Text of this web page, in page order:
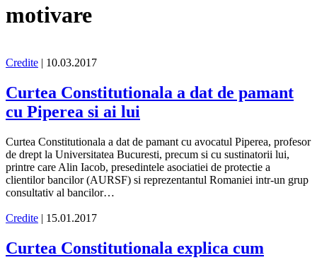
motivare
Credite | 10.03.2017
Curtea Constitutionala a dat de pamant
cu Piperea si ai lui
Curtea Constitutionala a dat de pamant cu avocatul Piperea, profesor
de drept la Universitatea Bucuresti, precum si cu sustinatorii lui,
printre care Alin Iacob, presedintele asociatiei de protectie a
clientilor bancilor (AURSF) si reprezentantul Romaniei intr-un grup
consultativ al bancilor…
Credite | 15.01.2017
Curtea Constitutionala explica cum